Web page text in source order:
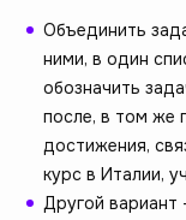
Объединить
ними, в один
обозначить
после, в том же
достижения,
курс в Италии,
Другой вариант